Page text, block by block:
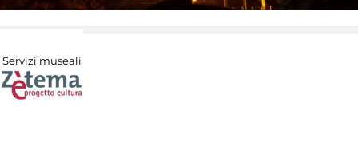
Servizi museali